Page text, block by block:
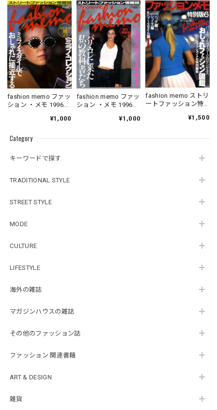
Category
キーワードで探す
TRADITIONAL STYLE
STREET STYLE
MODE
CULTURE
LIFESTYLE
海外の雑誌
マガジンハウスの雑誌
その他のファッション誌
ファッション 関連書籍
ART & DESIGN
雑貨
fashion memo ファッ
ション ・メモ 1996．
¥1,000
fashion memo ファッ
ション ・メモ 1996．
¥1,000
fashion memo ストリ
ートファッション特
¥1,500